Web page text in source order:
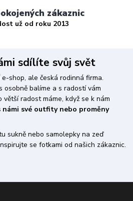
zákaznic
už od roku 2013
sdílíte svůj svět
shop, ale česká rodinná firma.
osobně balíme a s radostí vám
větší radost máme, když se k nám
námi své outfity nebo proměny
sukně nebo samolepky na zeď
se fotkami od našich zákaznic.